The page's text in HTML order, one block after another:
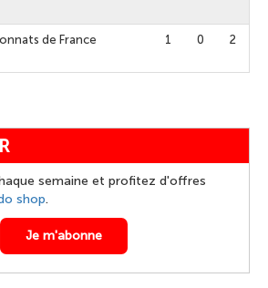
de France
1 0 2
semaine et profitez d'offres
shop.
Je m'abonne